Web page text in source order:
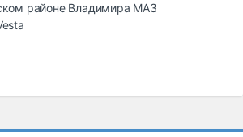
районе Владимира МАЗ